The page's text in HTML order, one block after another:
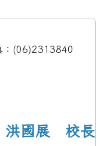
：(06)2313840
洪國展 校長